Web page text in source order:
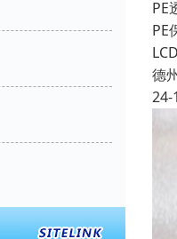
PE
PE
德
24-